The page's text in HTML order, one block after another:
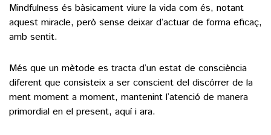
CALAIX
9MAGAZÍN
Mindfulness és bàsicament viure la vida com és, notant
aquest miracle, però sense deixar d’actuar de forma eficaç,
amb sentit.
Més que un mètode es tracta d’un estat de consciència
diferent que consisteix a ser conscient del discórrer de la
ment moment a moment, mantenint l’atenció de manera
primordial en el present, aquí i ara.